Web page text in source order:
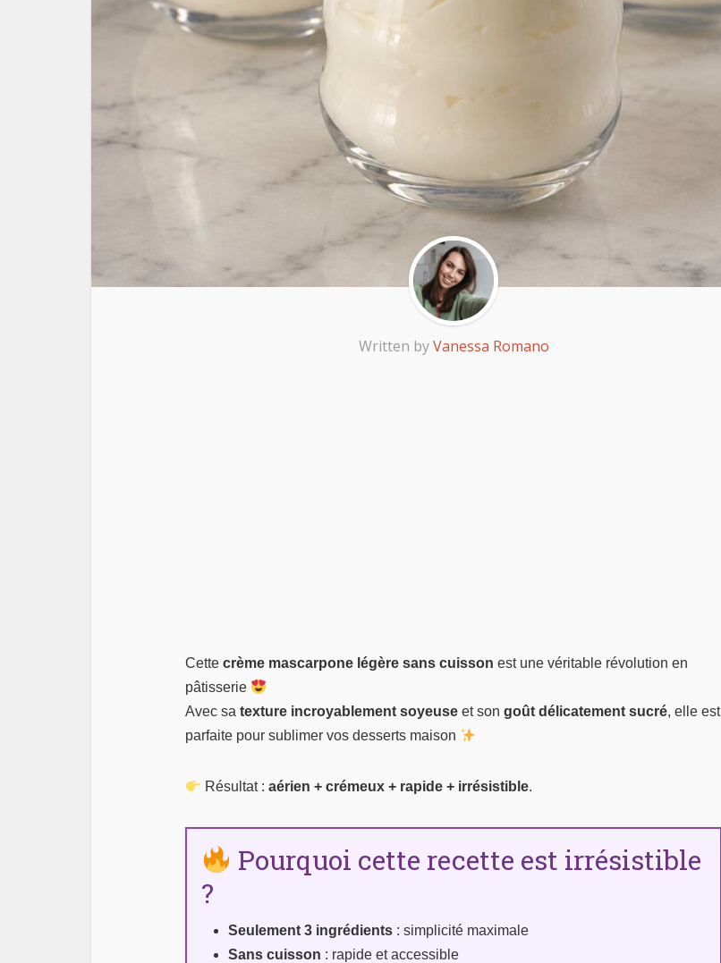
Written byVanessa Romano
Cette crème mascarpone légère sans cuisson est une véritable révolution en
pâtisserie
Avec sa texture incroyablement soyeuse et son goût délicatement sucré, elle est
parfaite pour sublimer vos desserts maison
Résultat :aérien + crémeux + rapide + irrésistible.
Pourquoi cette recette est irrésistible
?
Seulement 3 ingrédients : simplicité maximale
Sans cuisson : rapide et accessible